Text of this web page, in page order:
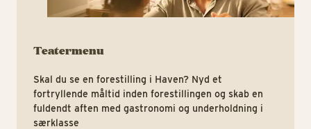
Teatermenu
Skal du se en forestilling i Haven? Nyd et
fortryllende måltid inden forestillingen og skab en
fuldendt aften med gastronomi og underholdning i
særklasse